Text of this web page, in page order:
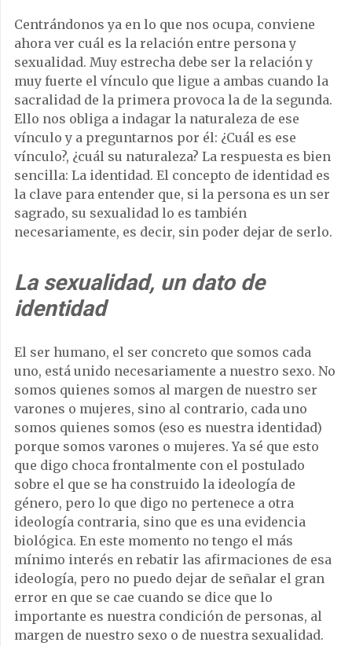
Centrándonos ya en lo que nos ocupa, conviene
ahora ver cuál es la relación entre persona y
sexualidad. Muy estrecha debe ser la relación y
muy fuerte el vínculo que ligue a ambas cuando la
sacralidad de la primera provoca la de la segunda.
Ello nos obliga a indagar la naturaleza de ese
vínculo y a preguntarnos por él: ¿Cuál es ese
vínculo?, ¿cuál su naturaleza? La respuesta es bien
sencilla: La identidad. El concepto de identidad es
la clave para entender que, si la persona es un ser
sagrado, su sexualidad lo es también
necesariamente, es decir, sin poder dejar de serlo.
La sexualidad, un dato de
identidad
El ser humano, el ser concreto que somos cada
uno, está unido necesariamente a nuestro sexo. No
somos quienes somos al margen de nuestro ser
varones o mujeres, sino al contrario, cada uno
somos quienes somos (eso es nuestra identidad)
porque somos varones o mujeres. Ya sé que esto
que digo choca frontalmente con el postulado
sobre el que se ha construido la ideología de
género, pero lo que digo no pertenece a otra
ideología contraria, sino que es una evidencia
biológica. En este momento no tengo el más
mínimo interés en rebatir las afirmaciones de esa
ideología, pero no puedo dejar de señalar el gran
error en que se cae cuando se dice que lo
importante es nuestra condición de personas, al
margen de nuestro sexo o de nuestra sexualidad.